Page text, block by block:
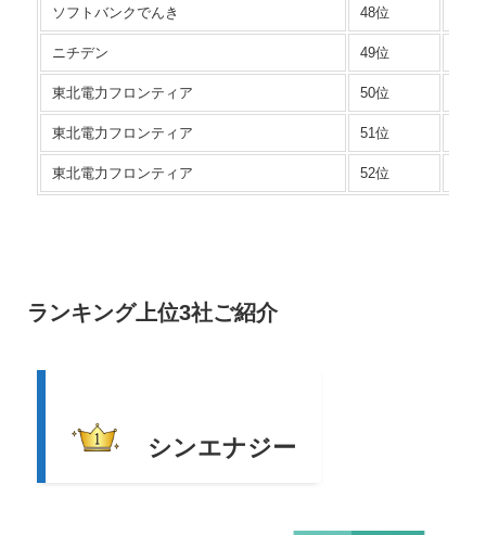
ソフトバンクでんき 48位
ニチデン 49位
東北電力フロンティア 50位
東北電力フロンティア 51位
東北電力フロンティア 52位
ランキング上位3社ご紹介
シンエナジー